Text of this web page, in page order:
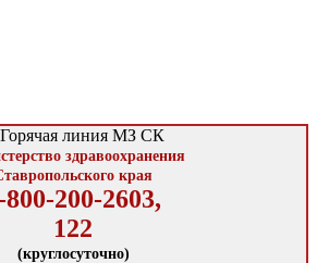
здравоохранения
края
800-200-2603,
122
(круглосуточно)